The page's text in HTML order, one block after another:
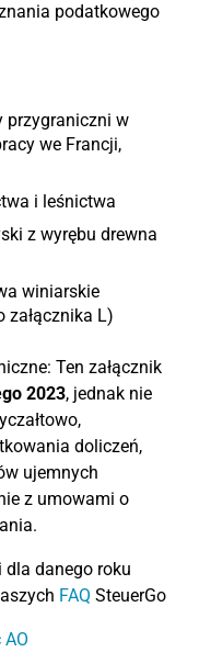
podatkowego
przygraniczni w
we Francji,
i leśnictwa
z wyrębu drewna
winiarskie
załącznika L)
Ten załącznik
2023, jednak nie
doliczeń,
ujemnych
z umowami o
dla danego roku
FAQ SteuerGo